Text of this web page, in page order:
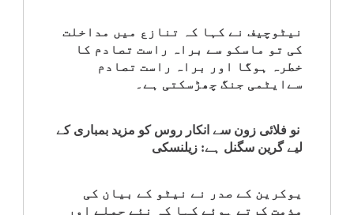
نیٹوچیف نے کہا کہ تنازع میں مداخلت
کی تو ماسکو سے براہ راست تصادم کا
خطرہ ہوگا اور براہ راست تصادم
سےایٹمی جنگ چھڑسکتی ہے۔
نو فلائی زون سے انکار روس کو مزید بمباری کے
لیے گرین سگنل ہے: زیلنسکی
یوکرین کے صدر نے نیٹو کے بیان کی
مذمت کرتے ہوئے کہا کہ نئے حملے اور